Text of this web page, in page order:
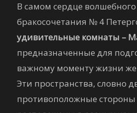
В самом сердце
бракосочетания № 4
удивительные комнаты –
предназначенные для
важному моменту жизни
Эти пространства, словно
противоположные